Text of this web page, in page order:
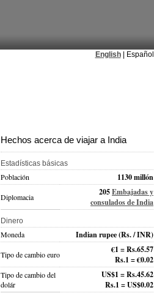
English| Español
Hechos acerca de viajar a India
Estadísticas básicas
Población 1130 millón
Diplomacia 205Embajadas y
consulados de India
Dinero
Moneda Indian rupee(Rs. / INR)
Tipo de cambio euro
€1 = Rs.65.57
Rs.1 = €0.02
Tipo de cambio del
dolár
US$1 = Rs.45.62
Rs.1 = US$0.02